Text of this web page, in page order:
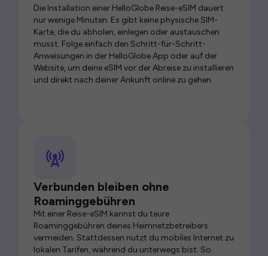
Die Installation einer HelloGlobe Reise-eSIM dauert
nur wenige Minuten. Es gibt keine physische SIM-
Karte, die du abholen, einlegen oder austauschen
musst. Folge einfach den Schritt-für-Schritt-
Anweisungen in der HelloGlobe App oder auf der
Website, um deine eSIM vor der Abreise zu installieren
und direkt nach deiner Ankunft online zu gehen.
Verbunden bleiben ohne
Roaminggebühren
Mit einer Reise-eSIM kannst du teure
Roaminggebühren deines Heimnetzbetreibers
vermeiden. Stattdessen nutzt du mobiles Internet zu
lokalen Tarifen, während du unterwegs bist. So